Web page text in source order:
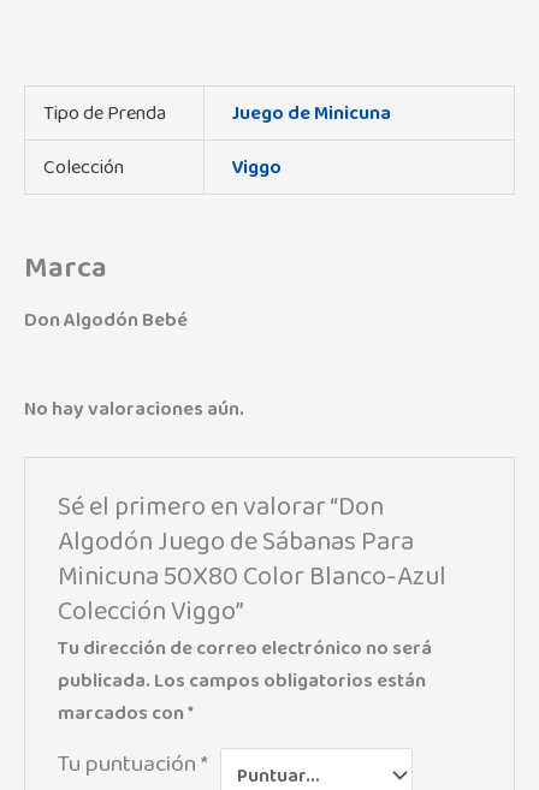
Tipo de Prenda
Juego de Minicuna
Colección
Viggo
Marca
Don Algodón Bebé
No hay valoraciones aún.
Sé el primero en valorar “Don
Algodón Juego de Sábanas Para
Minicuna 50X80 Color Blanco-Azul
Colección Viggo”
Tu dirección de correo electrónico no será
publicada.Los campos obligatorios están
marcados con*
Tu puntuación*